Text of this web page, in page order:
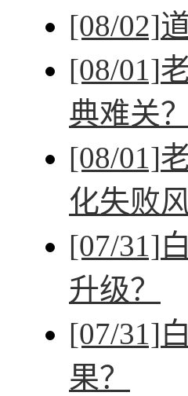
[08/02]
[08/01]
典难关？
[08/01]
化失败
[07/31]
升级？
[07/31]
果？